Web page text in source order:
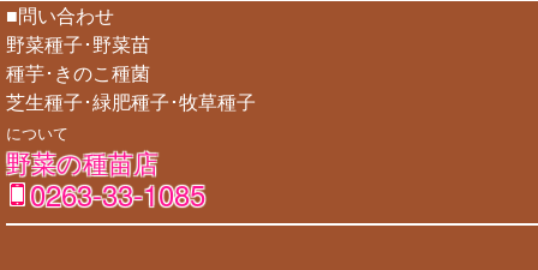
■問い合わせ
野菜種子･野菜苗
種芋･きのこ種菌
芝生種子･緑肥種子･牧草種子
について
野菜の種苗店
0263-33-1085